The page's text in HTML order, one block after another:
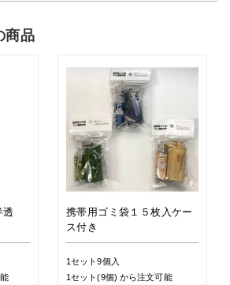
商品
携帯用ゴミ袋１５枚入ケー
ス付き
1セット9個入
1セット(9個) から注文可能